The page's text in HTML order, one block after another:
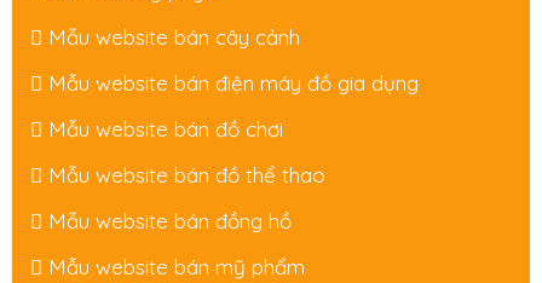
Mẫu website bán cây cảnh
Mẫu website bán điện máy đồ gia dụng
Mẫu website bán đồ chơi
Mẫu website bán đồ thể thao
Mẫu website bán đồng hồ
Mẫu website bán mỹ phẩm